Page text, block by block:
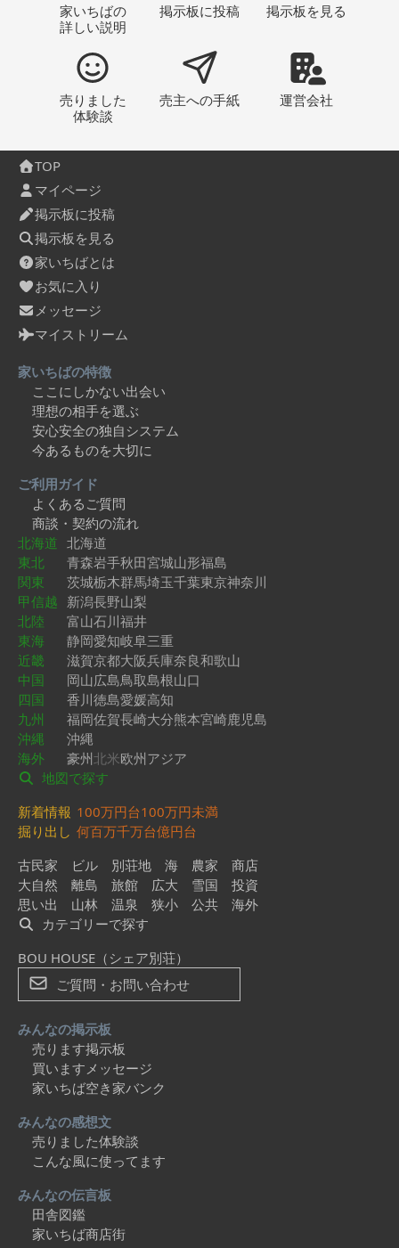
家いちばの
詳しい説明
掲示板に投稿 掲示板 を見る
売りました
体験談
売主への手紙 運営会社
TOP
マイページ
掲示板に投稿
掲示板を見る
家いちばとは
お気に入り
メッセージ
マイストリーム
家いちばの特徴
ここにしかない出会い
理想の相手を選ぶ
安心安全の独自システム
今あるものを大切に
ご利用ガイド
よくあるご質問
商談・契約の流れ
北海道 北海道
東北
青森岩手秋田宮城山形福島
関東
茨城栃木群馬埼玉千葉東京神奈川
甲信越 新潟長野山梨
北陸
富山石川福井
東海
静岡愛知岐阜三重
近畿
滋賀京都大阪兵庫奈良和歌山
中国
岡山広島鳥取島根山口
四国
香川徳島愛媛高知
九州
福岡佐賀長崎大分熊本宮崎鹿児島
沖縄
沖縄
海外
豪州北米欧州アジア
地図で探す
新着情報 100万円台100万円未満
掘り出し 何百万千万台億円台
古民家
ビル 別荘地 海 農家
商店
大自然
離島 旅館 広大 雪国
投資
思い出
山林 温泉 狭小 公共
海外
カテゴリーで探す
BOU HOUSE（シェア別荘）
ご質問・お問い合わせ
みんなの掲示板
売ります掲示板
買いますメッセージ
家いちば空き家バンク
みんなの感想文
売りました体験談
こんな風に使ってます
みんなの伝言板
田舎図鑑
家いちば商店街